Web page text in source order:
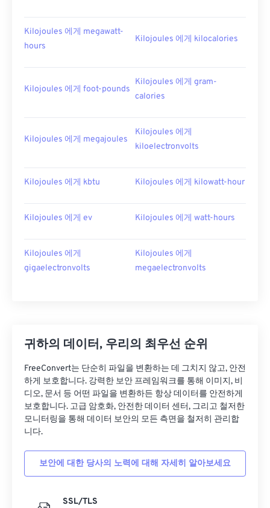
Kilojoules 에게 megawatt-
hours
Kilojoules 에게 kilocalories
Kilojoules 에게 foot-pounds
Kilojoules 에게 gram-
calories
Kilojoules 에게 megajoules
Kilojoules 에게
kiloelectronvolts
Kilojoules 에게 kbtu Kilojoules 에게 kilowatt-hour
Kilojoules 에게 ev Kilojoules 에게 watt-hours
Kilojoules 에게
gigaelectronvolts
Kilojoules 에게
megaelectronvolts
귀하의 데이터, 우리의 최우선 순위
FreeConvert는 단순히 파일을 변환하는 데 그치지 않고, 안전
하게 보호합니다. 강력한 보안 프레임워크를 통해 이미지, 비
디오, 문서 등 어떤 파일을 변환하든 항상 데이터를 안전하게
보호합니다. 고급 암호화, 안전한 데이터 센터, 그리고 철저한
모니터링을 통해 데이터 보안의 모든 측면을 철저히 관리합
니다.
보안에 대한 당사의 노력에 대해 자세히 알아보세요
SSL/TLS